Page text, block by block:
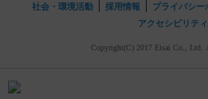
社会・環境活動
採用情報 プライバシー
アクセシビリティ
Copyright(C) 2017 Eisai Co., Ltd.